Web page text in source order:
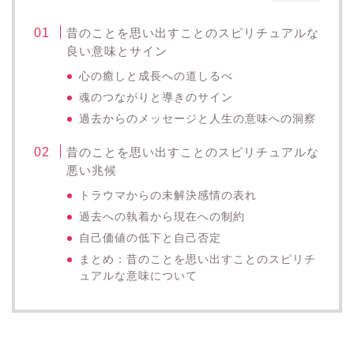
昔のことを思い出すことのスピリチュアルな
良い意味とサイン
心の癒しと成長への道しるべ
魂のつながりと導きのサイン
過去からのメッセージと人生の意味への洞察
昔のことを思い出すことのスピリチュアルな
悪い兆候
トラウマからの未解決感情の表れ
過去への執着から現在への制約
自己価値の低下と自己否定
まとめ：昔のことを思い出すことのスピリチ
ュアルな意味について